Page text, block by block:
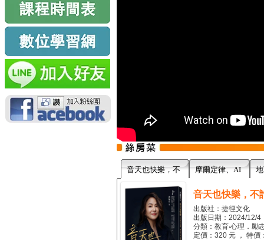
音天也快樂，不 摩爾定律、AI
音天也快樂，不
出版社：捷徑文化
出版日期：2024/12/4
分類：教育‧心理．勵
定價：320 元 ， 特價